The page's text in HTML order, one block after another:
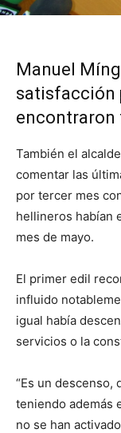
Manuel
satisfacción
encontraron
También el
comentar las
por tercer mes
hellineros habían
mes de mayo.
El primer edil
influido
igual había
servicios o la
“Es un descenso,
teniendo además
no se han